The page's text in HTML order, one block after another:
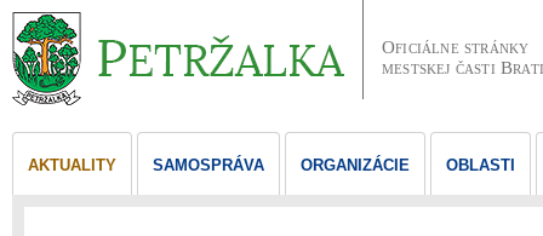
Oficiálne stránky
mestskej časti
AKTUALITY SAMOSPRÁVA ORGANIZÁCIE OBLASTI